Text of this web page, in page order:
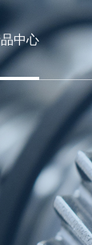
中心